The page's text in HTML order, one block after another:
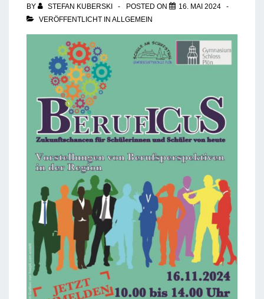
BY STEFAN KUBERSKI POSTED ON
16. MAI 2024
VERÖFFENTLICHT IN ALLGEMEIN